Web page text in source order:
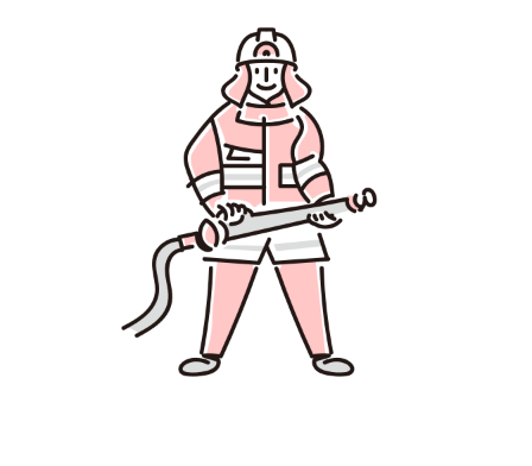
カテゴリから探す
地域を代表する 企業100選
行政連携記事
選出企業特別対談
SDGsの先駆者
飲食店
ニッポンの百選大全集